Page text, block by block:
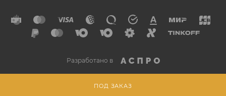
ПОД ЗАКАЗ
Разработано в